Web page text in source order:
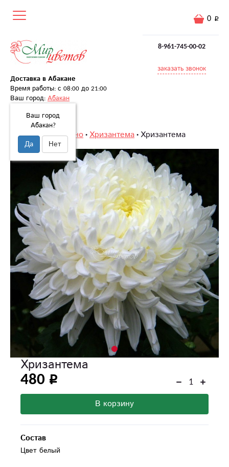
8-961-745-00-02
заказать звонок
Доставка в Абакане
Время работы: с 08:00 до 21:00
Ваш город: Абакан
Ваш город
Абакан?
Да Нет
0
Главная Поштучно Хризантема Хризантема
Хризантема
480
В корзину
Состав
Цвет белый